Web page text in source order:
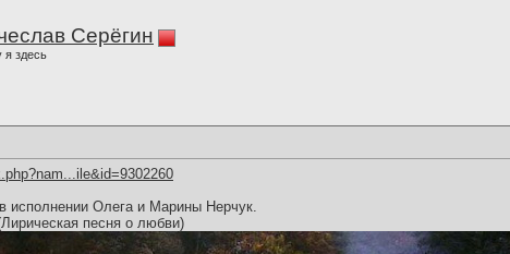
Серёгин
я здесь
исполнении Олега и Марины Нерчук.
песня о любви)